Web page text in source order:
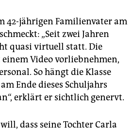
42-jährigen Familienvater am
„Seit zwei Jahren
quasi virtuell statt. Die
Video vorliebnehmen,
So hängt die Klasse
Ende dieses Schuljahrs
erklärt er sichtlich genervt.
dass seine Tochter Carla